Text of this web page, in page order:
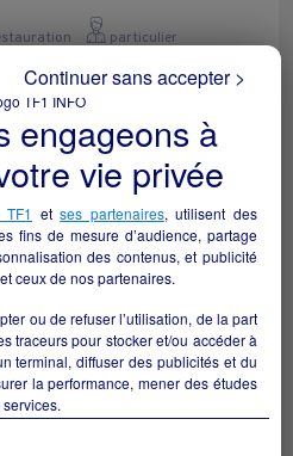
particulier
appartement de fonction
engageons à
vie privée
etses partenaires, utilisent des
fins de mesure d’audience, partage
des contenus, et publicité
ceux de nos partenaires.
ou de refuser l’utilisation, de la part
traceurs pour stocker et/ou accéder à
terminal, diffuser des publicités et du
la performance, mener des études
les fonctionnalités liées à la
Continuer sans accepter >